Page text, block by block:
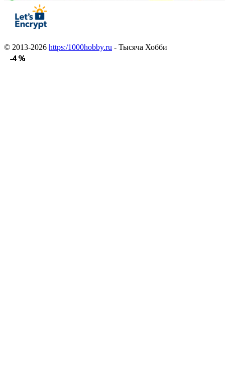
-4 %
-4 %
-4 %
-4 %
-4 %
-4 %
-4 %
-4 %
-4 %
-4 %
-4 %
-4 %
© 2013-2026 https:/1000hobby.ru - Тысяча Хобби